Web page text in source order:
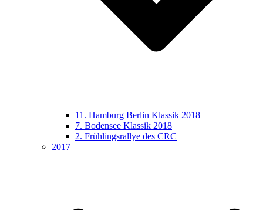
11. Hamburg Berlin Klassik 2018
7. Bodensee Klassik 2018
2. Frühlingsrallye des CRC
2017